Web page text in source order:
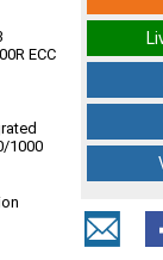
ECC
1000